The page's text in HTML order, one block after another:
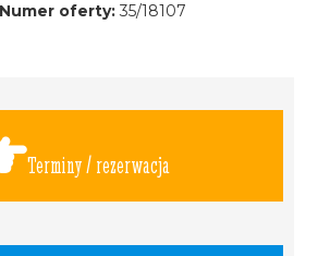
Numer oferty: 35/18107
Terminy / rezerwacja